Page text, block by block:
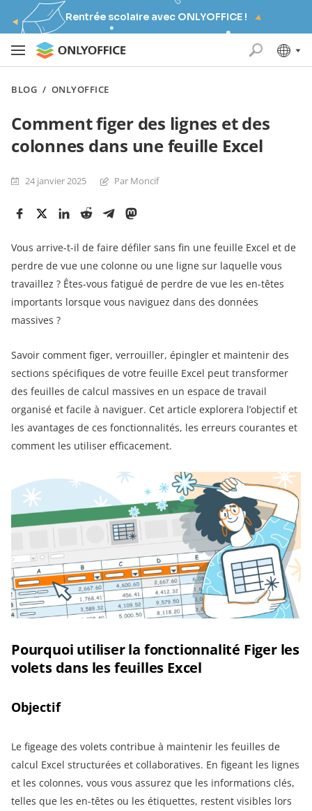
Rentrée scolaire avec ONLYOFFICE !
BLOG / ONLYOFFICE
Comment figer des lignes et des
colonnes dans une feuille Excel
24 janvier 2025 Par Moncif
Vous arrive-t-il de faire défiler sans fin une feuille Excel et de
perdre de vue une colonne ou une ligne sur laquelle vous
travaillez ? Êtes-vous fatigué de perdre de vue les en-têtes
importants lorsque vous naviguez dans des données
massives ?
Savoir comment figer, verrouiller, épingler et maintenir des
sections spécifiques de votre feuille Excel peut transformer
des feuilles de calcul massives en un espace de travail
organisé et facile à naviguer. Cet article explorera l’objectif et
les avantages de ces fonctionnalités, les erreurs courantes et
comment les utiliser efficacement.
Pourquoi utiliser la fonctionnalité Figer les
volets dans les feuilles Excel
Objectif
Le figeage des volets contribue à maintenir les feuilles de
calcul Excel structurées et collaboratives. En figeant les lignes
et les colonnes, vous vous assurez que les informations clés,
telles que les en-têtes ou les étiquettes, restent visibles lors